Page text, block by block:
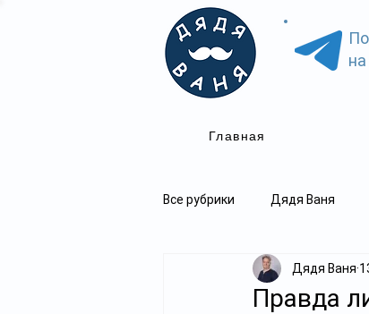
Главная
Все рубрики Дядя Ваня
Правда
Дядя Ваня